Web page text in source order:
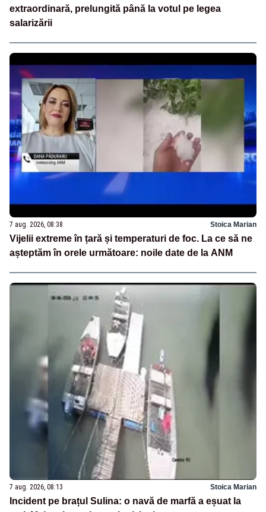
extraordinară, prelungită până la votul pe legea
salarizării
7 aug. 2026, 08:38 Stoica Marian
Vijelii extreme în țară și temperaturi de foc. La ce să ne
așteptăm în orele următoare: noile date de la ANM
7 aug. 2026, 08:13 Stoica Marian
Incident pe brațul Sulina: o navă de marfă a eșuat la